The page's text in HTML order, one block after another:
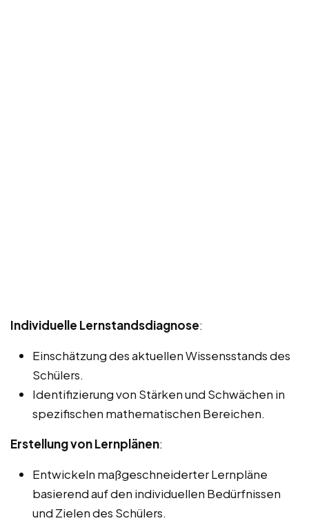
Individuelle Lernstandsdiagnose:
Einschätzung des aktuellen Wissensstands des
Schülers.
Identifizierung von Stärken und Schwächen in
spezifischen mathematischen Bereichen.
Erstellung von Lernplänen:
Entwickeln maßgeschneiderter Lernpläne
basierend auf den individuellen Bedürfnissen
und Zielen des Schülers.